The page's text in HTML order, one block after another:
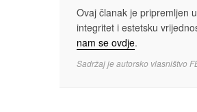
Ovaj članak je pripremljen
integritet i estetsku
nam se ovdje.
Sadržaj je autorsko vlasništvo